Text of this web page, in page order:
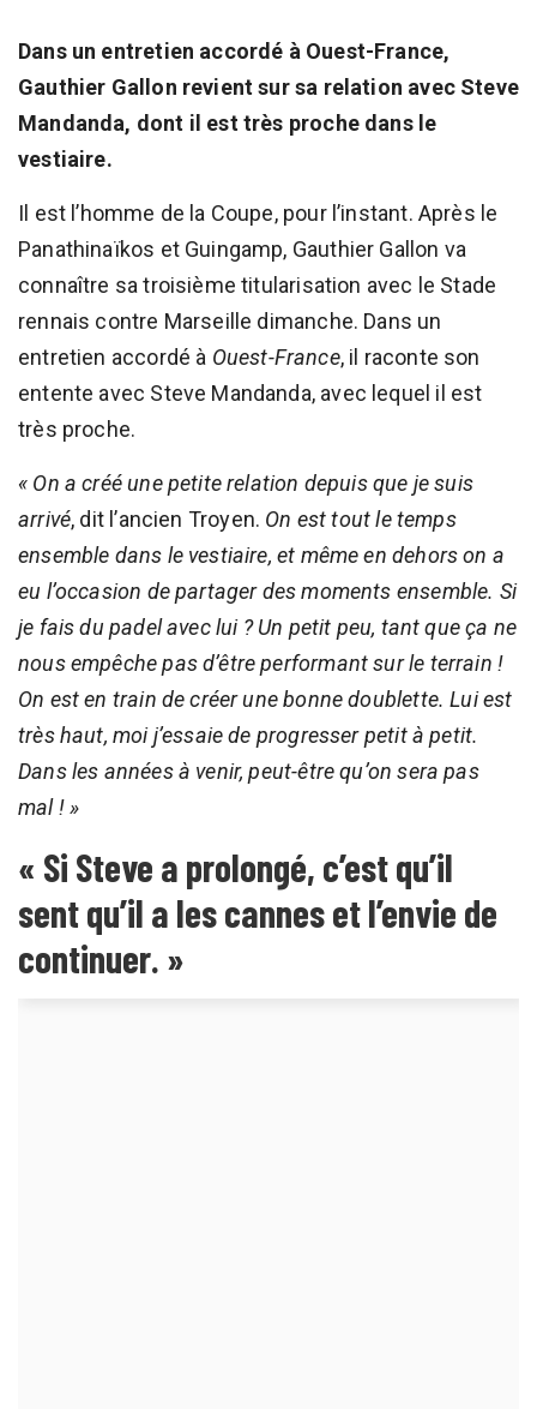
Dans un entretien accordé à Ouest-France,
Gauthier Gallon revient sur sa relation avec Steve
Mandanda, dont il est très proche dans le
vestiaire.
Il est l’homme de la Coupe, pour l’instant. Après le
Panathinaïkos et Guingamp, Gauthier Gallon va
connaître sa troisième titularisation avec le Stade
rennais contre Marseille dimanche. Dans un
entretien accordé à Ouest-France, il raconte son
entente avec Steve Mandanda, avec lequel il est
très proche.
« On a créé une petite relation depuis que je suis
arrivé, dit l’ancien Troyen. On est tout le temps
ensemble dans le vestiaire, et même en dehors on a
eu l’occasion de partager des moments ensemble. Si
je fais du padel avec lui ? Un petit peu, tant que ça ne
nous empêche pas d’être performant sur le terrain !
On est en train de créer une bonne doublette. Lui est
très haut, moi j’essaie de progresser petit à petit.
Dans les années à venir, peut-être qu’on sera pas
mal ! »
« Si Steve a prolongé, c’est qu’il
sent qu’il a les cannes et l’envie de
continuer. »